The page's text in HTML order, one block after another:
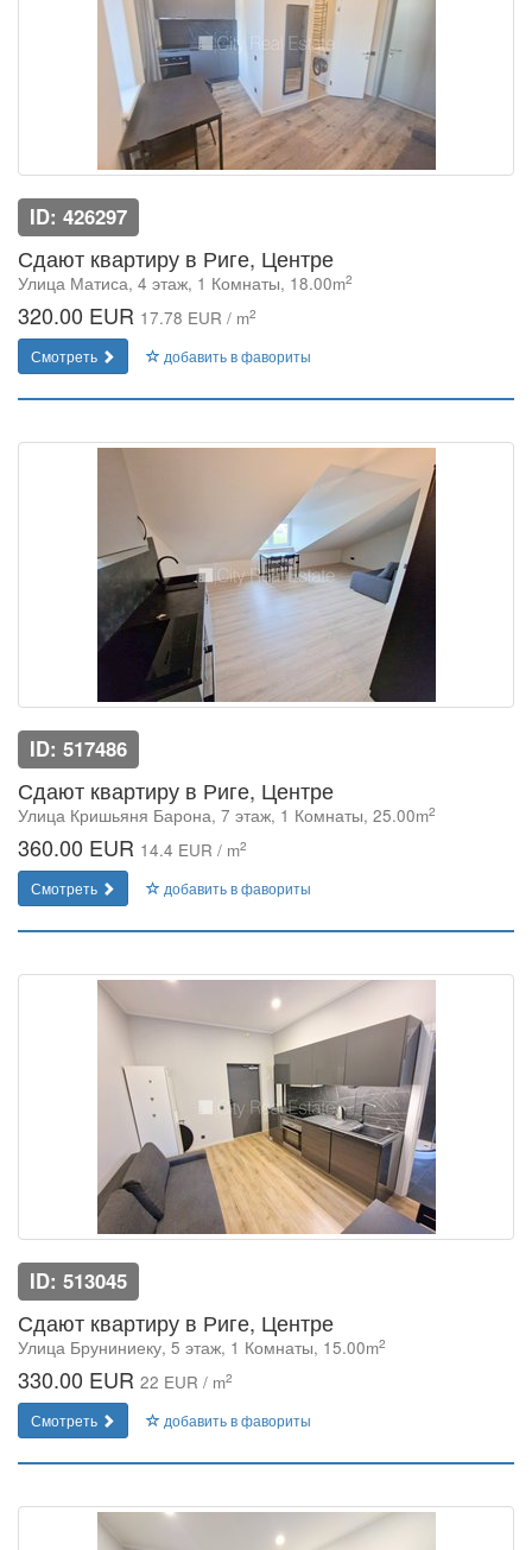
ID: 426297
Сдают квартиру в Риге, Центре
Улица Матиса, 4 этаж, 1 Комнаты, 18.00m2
320.00 EUR 17.78 EUR / m2
Смотреть добавить в фавориты
ID: 517486
Сдают квартиру в Риге, Центре
Улица Кришьяня Барона, 7 этаж, 1 Комнаты, 25.00m2
360.00 EUR 14.4 EUR / m2
Смотреть добавить в фавориты
ID: 513045
Сдают квартиру в Риге, Центре
Улица Бруниниеку, 5 этаж, 1 Комнаты, 15.00m2
330.00 EUR 22 EUR / m2
Смотреть добавить в фавориты